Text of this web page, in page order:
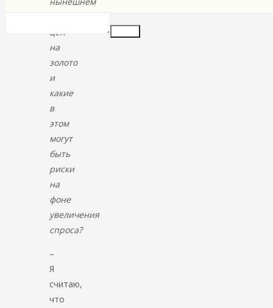
цен
на
золото
и
какие
в
этом
могут
быть
риски
на
фоне
увеличения
спроса?
–
Я
считаю,
что